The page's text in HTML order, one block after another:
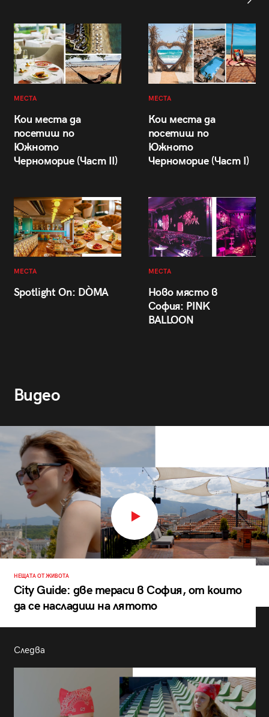
МЕСТА
Кои места да
посетиш по
Южното
Черноморие (Част II)
МЕСТА
Кои места да
посетиш по
Южното
Черноморие (Част I)
МЕСТА
Spotlight On: DÒMA
МЕСТА
Ново място в
София: PINK
BALLOON
Видео
НЕЩАТА ОТ ЖИВОТА
City Guide: две тераси в София, от които
да се насладиш на лятото
Следва